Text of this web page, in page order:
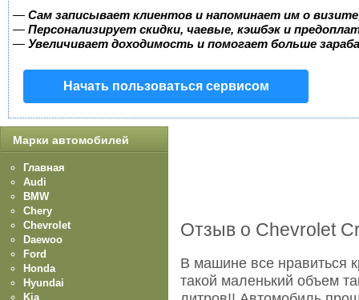
— Сам записывает клиентов и напоминает им о
— Персонализирует скидки, чаевые, кэшбэк и
— Увеличивает доходимость и помогает больше
Начать пользоваться сервисом
Отзыв о Chevrolet
В машине все нравиться
такой маленький объем
Марки автомобилей
Главная
Audi
BMW
Chery
Chevrolet
Daewoo
Ford
Honda
Hyundai
Kia